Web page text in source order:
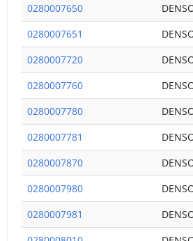
0280007650
0280007651
0280007720
0280007760
0280007780
0280007781
0280007870
0280007980
0280007981